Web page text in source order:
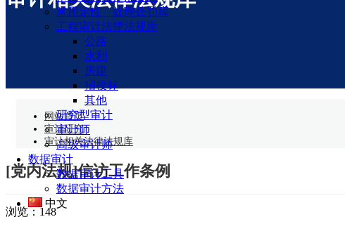
常用定性、处理处罚库
工程审计法律法规库
公路
水利
房建
招投标
其他
研究型审计
审计师
高级审计师
数据审计
数据审计工具
数据审计方法
中文
网站首页
审计研究
审计相关法律法规库
[党内法规]信访工作条例
浏览： 148